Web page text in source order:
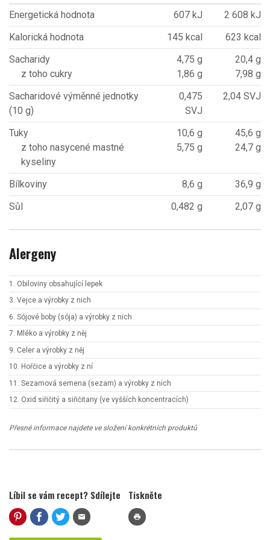
Energetická hodnota 607 kJ
2 608 kJ
Kalorická hodnota
145 kcal
623 kcal
Sacharidy
z toho cukry
4,75 g
1,86 g
20,4 g
7,98 g
Sacharidové výměnné jednotky
(10 g)
0,475
SVJ
2,04 SVJ
Tuky
z toho nasycené mastné
kyseliny
10,6 g
5,75 g
45,6 g
24,7 g
Bílkoviny 8,6 g
36,9 g
Sůl
0,482 g 2,07 g
Alergeny
1. Obiloviny obsahující lepek
3. Vejce a výrobky z nich
6. Sójové boby (sója) a výrobky z nich
7. Mléko a výrobky z něj
9. Celer a výrobky z něj
10. Hořčice a výrobky z ní
11. Sezamová semena (sezam) a výrobky z nich
12. Oxid siřičitý a siřičitany (ve vyšších koncentracích)
Přesné informace najdete ve složení konkrétních produktů
Líbil se vám recept? Sdílejte
mail
Tiskněte
print